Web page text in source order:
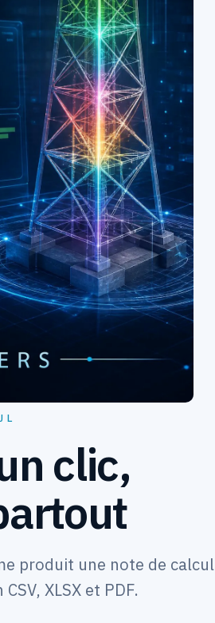
clic,
produit une note de calcul
XLSX et PDF.